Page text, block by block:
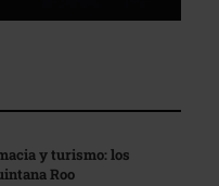
y turismo: los
Roo